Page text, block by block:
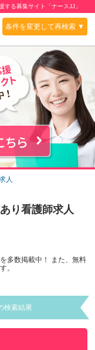
する募集サイト「ナースJJ」
条件を変更して再検索 ▼
人
り看護師求人
多数掲載中！ また、無料
。
検索結果